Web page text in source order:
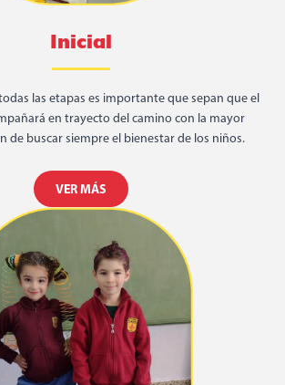
Inicial
las etapas es importante que sepan que el
en trayecto del camino con la mayor
de buscar siempre el bienestar de los niños.
VER MÁS